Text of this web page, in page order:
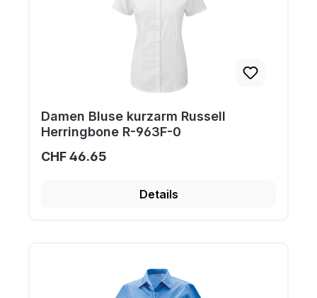
Damen Bluse kurzarm Russell
Herringbone R-963F-0
CHF 46.65
Details